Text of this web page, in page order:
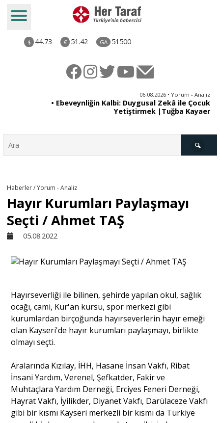
$ 44.73 € 51.42 GA 51500
06.08.2026 • Yorum - Analiz
• Ebeveynliğin Kalbi: Duygusal Zekâ ile Çocuk
Yetiştirmek |Tuğba Kayaer
Derkenar
Ekonomi
Yorum - Analiz
Söyleşi
Haberler / Yorum - Analiz
Hayır Kurumları Paylaşmayı
Seçti / Ahmet TAŞ
05.08.2022
Hayırseverliği ile bilinen, şehirde yapılan okul, sağlık
ocağı, cami, Kur'an kursu, spor merkezi gibi
kurumlardan birçoğunda hayırseverlerin hayır emeği
olan Kayseri'de hayır kurumları paylaşmayı, birlikte
olmayı seçti.
Aralarında Kızılay, İHH, Hasane İnsan Vakfı, Ribat
İnsani Yardım, Verenel, Şefkatder, Fakir ve
Muhtaçlara Yardım Derneği, Erciyes Feneri Derneği,
Hayrat Vakfı, İyilikder, Diyanet Vakfı, Darülaceze Vakfı
gibi bir kısmı Kayseri merkezli bir kısmı da Türkiye